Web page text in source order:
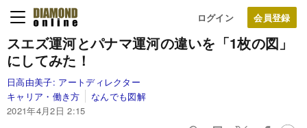
ログイン
スエズ運河とパナマ運河の違いを「1枚の図」
にしてみた！
日高由美子: アートディレクター
キャリア・働き方
なんでも図解
2021年4月2日 2:15